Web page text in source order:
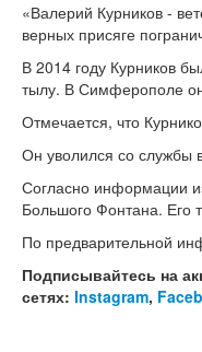
«Валерий Курников -
верных присяге
В 2014 году Курников
тылу. В Симферополе
Отмечается, что
Он уволился со службы
Согласно информации
Большого Фонтана. Его
По предварительной
Подписывайтесь на
сетях: Instagram,